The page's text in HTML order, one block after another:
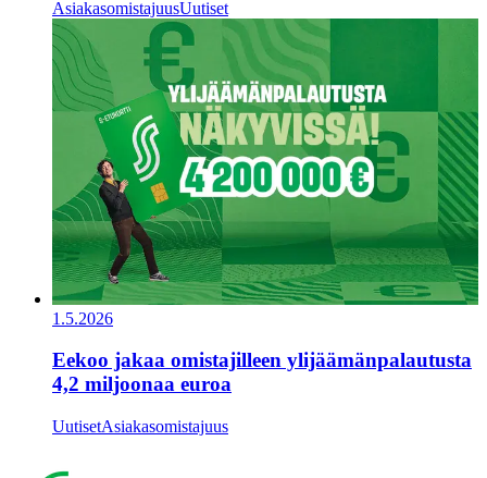
AsiakasomistajuusUutiset
1.5.2026
Eekoo jakaa omistajilleen ylijäämänpalautusta
4,2 miljoonaa euroa
UutisetAsiakasomistajuus